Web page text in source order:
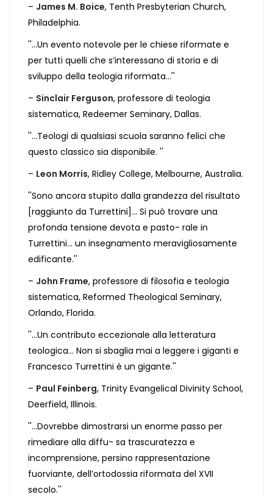
– James M. Boice, Tenth Presbyterian Church,
Philadelphia.
''...Un evento notevole per le chiese riformate e
per tutti quelli che s’interessano di storia e di
sviluppo della teologia riformata...''
– Sinclair Ferguson, professore di teologia
sistematica, Redeemer Seminary, Dallas.
''...Teologi di qualsiasi scuola saranno felici che
questo classico sia disponibile. ''
– Leon Morris, Ridley College, Melbourne, Australia.
''Sono ancora stupito dalla grandezza del risultato
[raggiunto da Turrettini]... Si può trovare una
profonda tensione devota e pasto- rale in
Turrettini... un insegnamento meravigliosamente
edificante.''
– John Frame, professore di filosofia e teologia
sistematica, Reformed Theological Seminary,
Orlando, Florida.
''...Un contributo eccezionale alla letteratura
teologica... Non si sbaglia mai a leggere i giganti e
Francesco Turrettini è un gigante.''
– Paul Feinberg, Trinity Evangelical Divinity School,
Deerfield, Illinois.
''...Dovrebbe dimostrarsi un enorme passo per
rimediare alla diffu- sa trascuratezza e
incomprensione, persino rappresentazione
fuorviante, dell’ortodossia riformata del XVII
secolo.''